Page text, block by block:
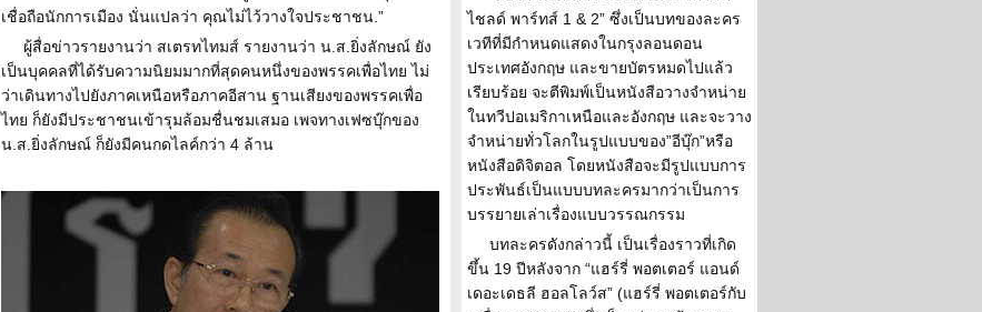
เชื่อถือนักการเมือง นั่นแปลว่า คุณไม่ไว้วางใจประชาชน.”
ผู้สื่อข่าวรายงานว่า สเตรทไทมส์ รายงานว่า น.ส.ยิ่งลักษณ์ ยัง
เป็นบุคคลที่ได้รับความนิยมมากที่สุดคนหนึ่งของพรรคเพื่อไทย ไม่
ว่าเดินทางไปยังภาคเหนือหรือภาคอีสาน ฐานเสียงของพรรคเพื่อ
ไทย ก็ยังมีประชาชนเข้ารุมล้อมชื่นชมเสมอ เพจทางเฟซบุ๊กของ
น.ส.ยิ่งลักษณ์ ก็ยังมีคนกดไลค์กว่า 4 ล้าน
ไชลด์ พาร์ทส์ 1 & 2” ซึ่งเป็นบทของละคร
เวทีที่มีกำหนดแสดงในกรุงลอนดอน
ประเทศอังกฤษ และขายบัตรหมดไปแล้ว
เรียบร้อย จะตีพิมพ์เป็นหนังสือวางจำหน่าย
ในทวีปอเมริกาเหนือและอังกฤษ และจะวาง
จำหน่ายทั่วโลกในรูปแบบของ”อีบุ๊ก”หรือ
หนังสือดิจิตอล โดยหนังสือจะมีรูปแบบการ
ประพันธ์เป็นแบบบทละครมากว่าเป็นการ
บรรยายเล่าเรื่องแบบวรรณกรรม
บทละครดังกล่าวนี้ เป็นเรื่องราวที่เกิด
ขึ้น 19 ปีหลังจาก “แฮร์รี่ พอตเตอร์ แอนด์
เดอะเดธลี ฮอลโลว์ส” (แฮร์รี่ พอตเตอร์กับ